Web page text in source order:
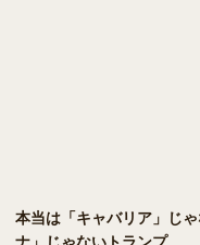
本当は「キャバリア」じ